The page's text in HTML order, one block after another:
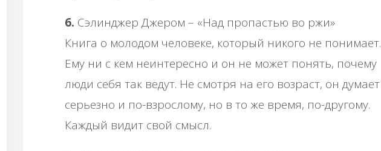
6. Сэлинджер Джером – «Над пропастью во ржи»
Книга о молодом человеке, который никого не понимает.
Ему ни с кем неинтересно и он не может понять, почему
люди себя так ведут. Не смотря на его возраст, он думает
серьезно и по-взрослому, но в то же время, по-другому.
Каждый видит свой смысл.